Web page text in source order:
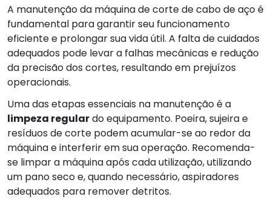
A manutenção da máquina de corte de cabo de aço é
fundamental para garantir seu funcionamento
eficiente e prolongar sua vida útil. A falta de cuidados
adequados pode levar a falhas mecânicas e redução
da precisão dos cortes, resultando em prejuízos
operacionais.
Uma das etapas essenciais na manutenção é a
limpeza regulardo equipamento. Poeira, sujeira e
resíduos de corte podem acumular-se ao redor da
máquina e interferir em sua operação. Recomenda-
se limpar a máquina após cada utilização, utilizando
um pano seco e, quando necessário, aspiradores
adequados para remover detritos.